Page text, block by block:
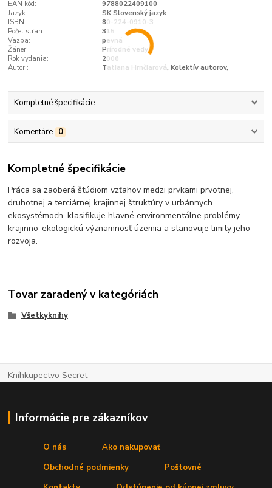
EAN kód:
9788022409100
Jazyk:
SK Slovenský jazyk
ISBN:
80-224-0910-3
Počet stran:
315
Vazba:
pevná
Žáner:
Prírodné vedy
Rok vydania:
2006
Autori:
Tatiana Hrnčiarová, Kolektív autorov,
Kompletné špecifikácie
Komentáre 0
Kompletné špecifikácie
Práca sa zaoberá štúdiom vzťahov medzi prvkami prvotnej,
druhotnej a terciárnej krajinnej štruktúry v urbánnych
ekosystémoch, klasifikuje hlavné environmentálne problémy,
krajinno-ekologickú významnosť územia a stanovuje limity jeho
rozvoja.
Tovar zaradený v kategóriách
Všetkyknihy
Kníhkupectvo Secret
Informácie pre zákazníkov
O nás
Ako nakupovať
Obchodné podmienky
Poštovné